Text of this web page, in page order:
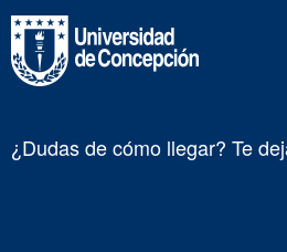
¿Dudas de cómo llegar? Te